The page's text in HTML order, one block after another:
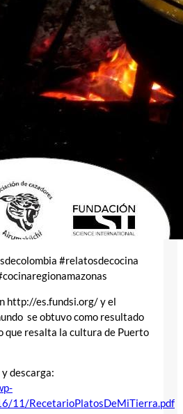
#relatosdecocina
http://es.fundsi.org/ y el
se obtuvo como resultado
que resalta la cultura de Puerto
descarga:
11/RecetarioPlatosDeMiTierra.pdf